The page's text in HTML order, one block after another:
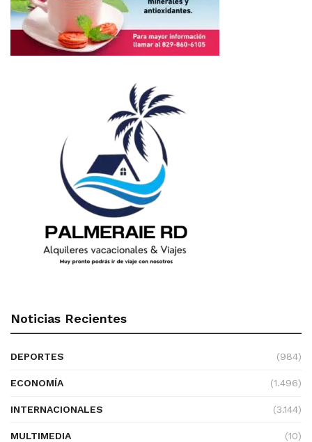
Noticias Recientes
DEPORTES (984)
ECONOMÍA (1.496)
INTERNACIONALES (3.144)
MULTIMEDIA (10)